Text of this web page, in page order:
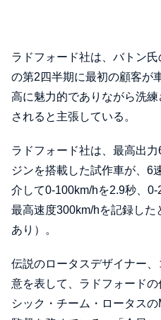
ラドフォード社は、バトン
の第2四半期に最初の顧客が
高に魅力的でありながら洗
されると主張している。
ラドフォード社は、最高出
ジンを搭載した試作車が、6
介して0-100km/hを2.9秒、0-
最高速度300km/hを記録し
あり）。
伝説のロータスデザイナー
意を表して、ラドフォード
シック・チーム・ロータス